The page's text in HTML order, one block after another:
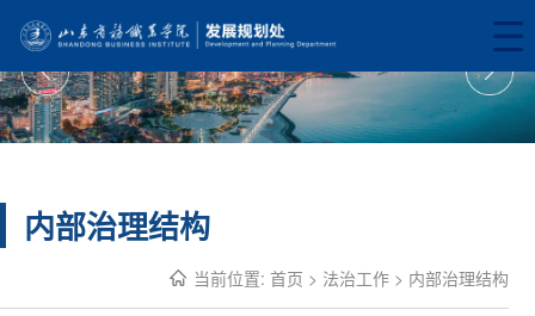
内部治理结构
当前位置: 首页 > 法治工作> 内部治理结构